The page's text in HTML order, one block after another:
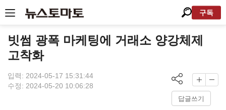
구독
빗썸 광폭 마케팅에 거래소 양강체제
고착화
입력: 2024-05-17 15:31:44
수정: 2024-05-20 10:06:28
답글쓰기